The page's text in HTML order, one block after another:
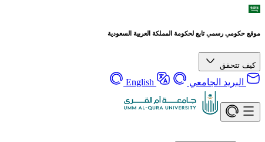
موقع حكومي رسمي تابع لحكومة المملكة العربية السعودية
كيف تتحقق
البريد الجامعي English